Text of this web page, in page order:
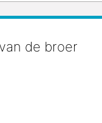
de broer